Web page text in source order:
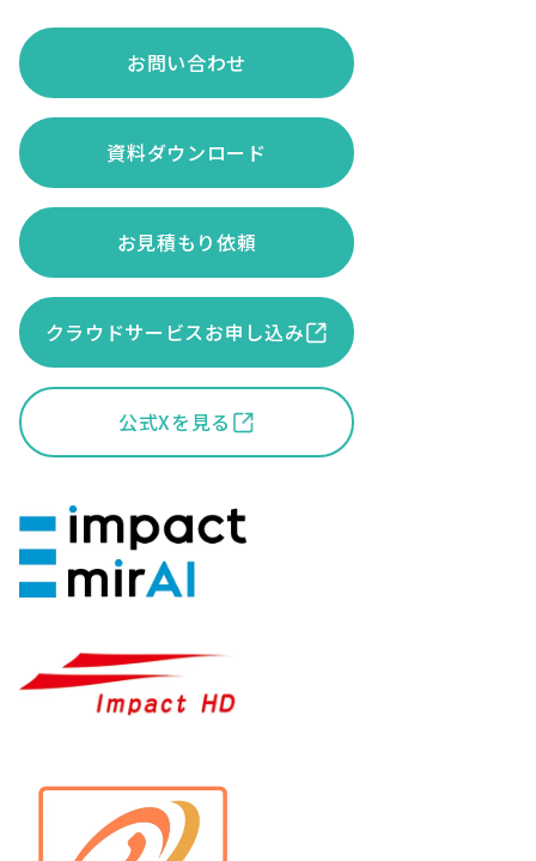
お問い合わせ
資料ダウンロード
お見積もり依頼
クラウドサービスお申し込み
公式Xを見る